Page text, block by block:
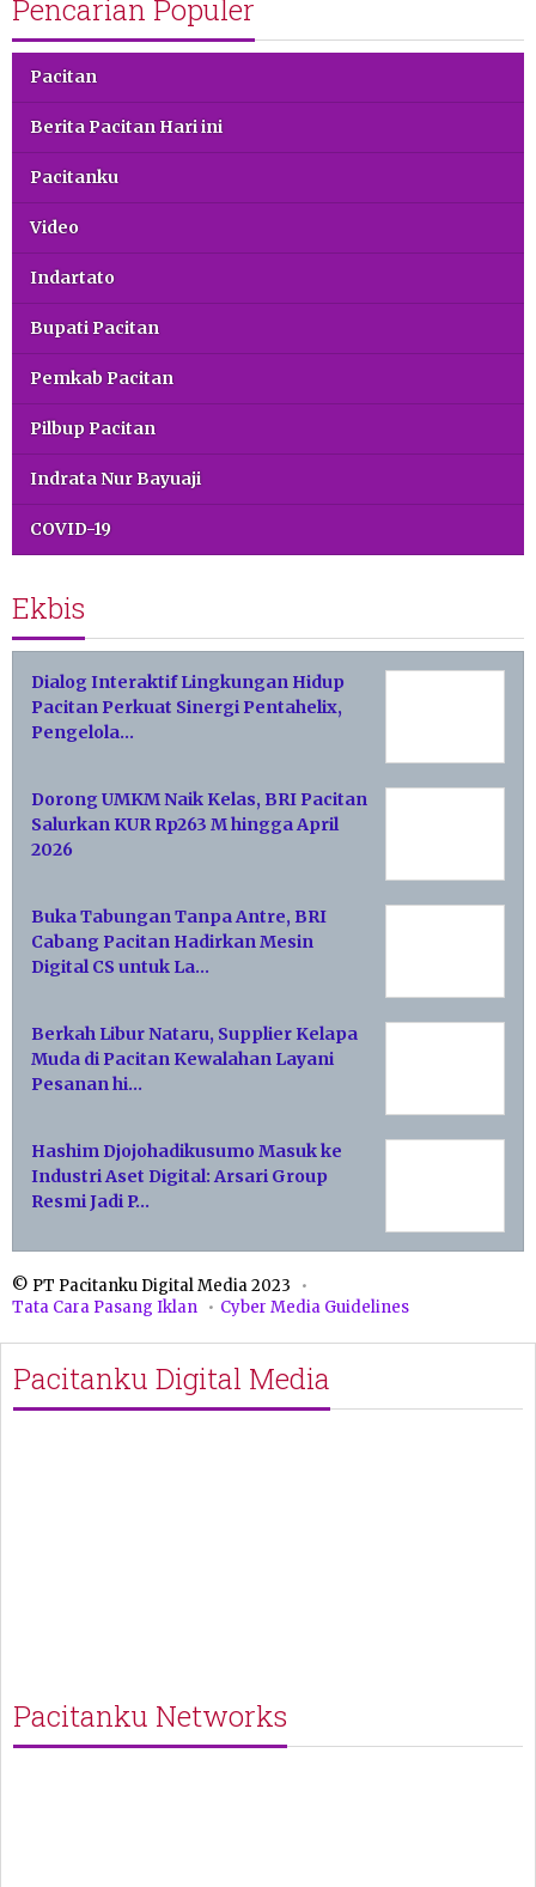
Pencarian Populer
Pacitan
Berita Pacitan Hari ini
Pacitanku
Video
Indartato
Bupati Pacitan
Pemkab Pacitan
Pilbup Pacitan
Indrata Nur Bayuaji
COVID-19
Ekbis
Dialog Interaktif Lingkungan Hidup
Pacitan Perkuat Sinergi Pentahelix,
Pengelola…
Dorong UMKM Naik Kelas, BRI Pacitan
Salurkan KUR Rp263 M hingga April
2026
Buka Tabungan Tanpa Antre, BRI
Cabang Pacitan Hadirkan Mesin
Digital CS untuk La…
Berkah Libur Nataru, Supplier Kelapa
Muda di Pacitan Kewalahan Layani
Pesanan hi…
Hashim Djojohadikusumo Masuk ke
Industri Aset Digital: Arsari Group
Resmi Jadi P…
© PT Pacitanku Digital Media 2023
Tata Cara Pasang Iklan
Cyber Media Guidelines
Pacitanku Digital Media
Pacitanku Networks